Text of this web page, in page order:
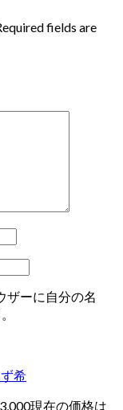
fields are
ザーに自分の名
希
現在の価格は